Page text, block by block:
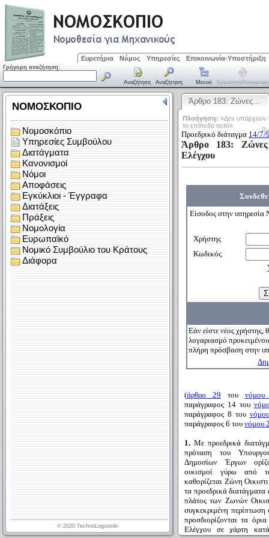
Ευρετήρια Νόμος Υπηρεσίες Επικοινωνία-Υποστήριξη
Γρήγορη αναζήτηση:
Αναζήτηση Αναζήτηση Μενού Εμφάνιση/απόκρυψη
Άρθρο 183: Ζώνες…